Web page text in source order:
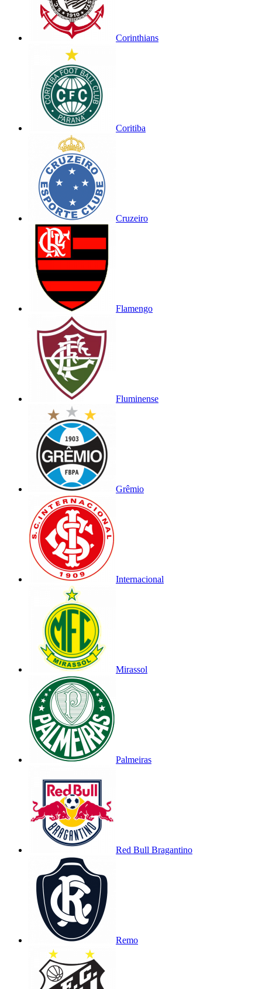
Corinthians
Coritiba
Cruzeiro
Flamengo
Fluminense
Grêmio
Internacional
Mirassol
Palmeiras
Red Bull Bragantino
Remo